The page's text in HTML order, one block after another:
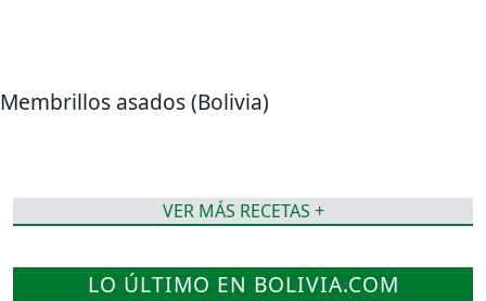
Membrillos asados (Bolivia)
VER MÁS RECETAS +
LO ÚLTIMO EN BOLIVIA.COM